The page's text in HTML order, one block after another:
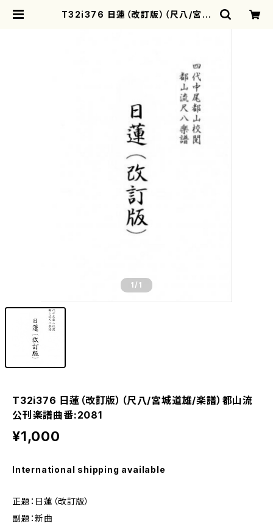
T32i376 日蓮（改訂版）（尺八/宮城
1 /1
T32i376 日蓮（改訂版）（尺八/宮城道雄/楽譜）都山流
公刊楽譜曲番:2081
¥1,000
International shipping available
正題：日蓮（改訂版）
副題：新曲